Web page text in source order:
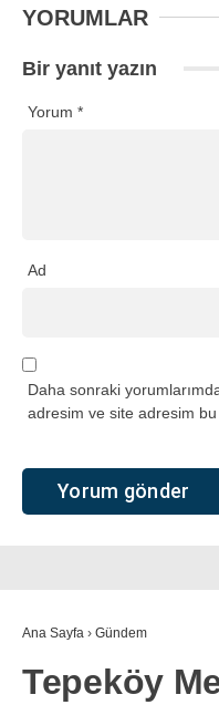
YORUMLAR
Bir yanıt yazın
Yorum *
Ad
Daha sonraki
adresim ve site adresim bu
Ana Sayfa › Gündem
Tepeköy